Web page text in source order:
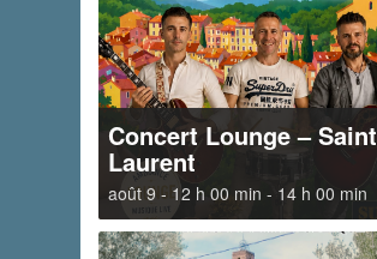
Concert Lounge – Saint
Laurent
août 9 - 12 h 00 min - 14 h 00 min